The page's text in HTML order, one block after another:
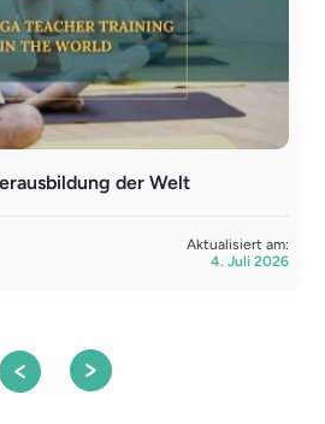
der Welt
Aktualisiert am:
4. Juli 2026